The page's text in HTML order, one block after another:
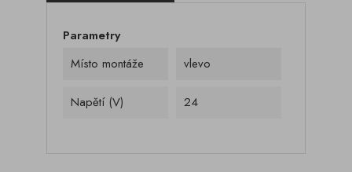
Parametry
Místo montáže
vlevo
Napětí (V) 24